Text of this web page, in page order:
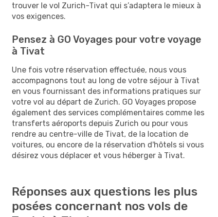
trouver le vol Zurich-Tivat qui s’adaptera le mieux à
vos exigences.
Pensez à GO Voyages pour votre voyage
à Tivat
Une fois votre réservation effectuée, nous vous
accompagnons tout au long de votre séjour à Tivat
en vous fournissant des informations pratiques sur
votre vol au départ de Zurich. GO Voyages propose
également des services complémentaires comme les
transferts aéroports depuis Zurich ou pour vous
rendre au centre-ville de Tivat, de la location de
voitures, ou encore de la réservation d'hôtels si vous
désirez vous déplacer et vous héberger à Tivat.
Réponses aux questions les plus
posées concernant nos vols de